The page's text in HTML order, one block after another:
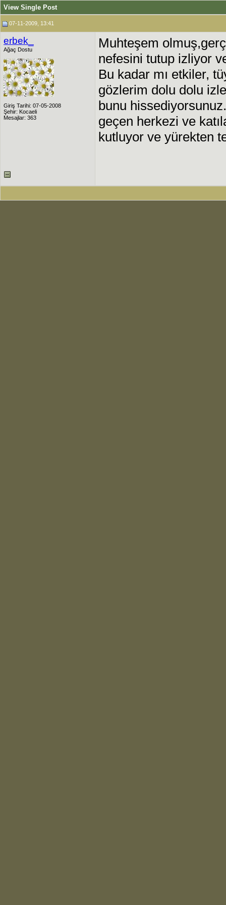
View Single Post
07-11-2009, 13:41
erbek_
Ağaç Dostu
Giriş Tarihi: 07-05-2008
Şehir: Kocaeli
Mesajlar: 363
Muhteşem
nefesini tutup izliyor
Bu kadar mı etkiler,
gözlerim dolu dolu
bunu
geçen herkezi ve
kutluyor ve yürekten